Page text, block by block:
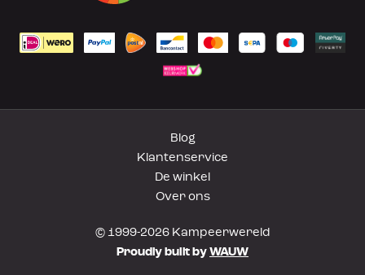
Blog
Klantenservice
De winkel
Over ons
© 1999-2026 Kampeerwereld
Proudly built by WAUW